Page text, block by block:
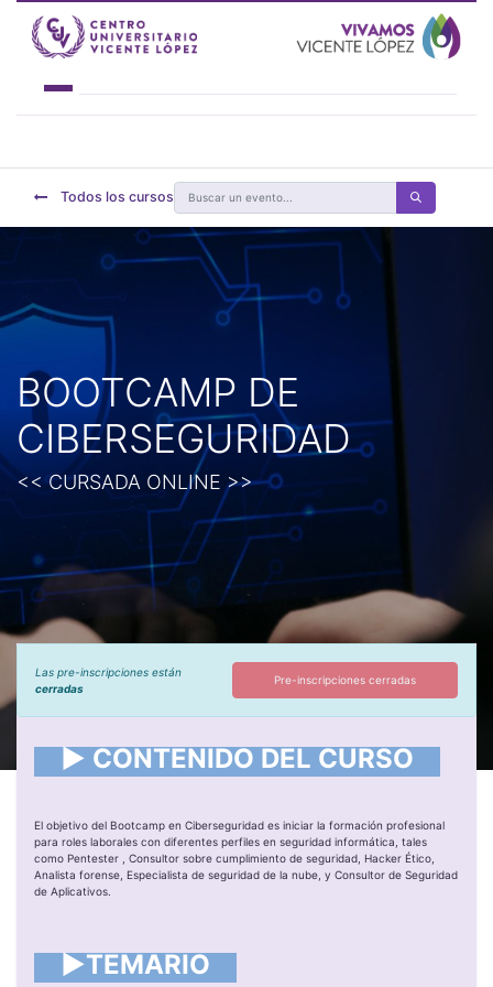
INSTITUCIONAL
ACADEMIA 4.0
ESTUDIANTES
NOVEDADES
Todos los cursos
BOOTCAMP DE
CIBERSEGURIDAD
<< CURSADA ONLINE >>
Las pre-inscripciones están
cerradas
Pre-inscripciones cerradas
► CONTENIDO DEL CURSO
El objetivo del Bootcamp en Ciberseguridad es iniciar la formación profesional
para roles laborales con diferentes perfiles en seguridad informática, tales
como Pentester , Consultor sobre cumplimiento de seguridad, Hacker Ético,
Analista forense, Especialista de seguridad de la nube, y Consultor de Seguridad
de Aplicativos.
►TEMARIO